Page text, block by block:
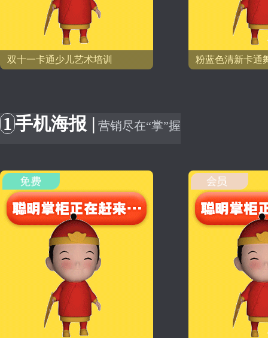
双十一卡通少儿艺术培训 粉蓝色清新卡通
1手机海报 | 营销尽在“掌”握